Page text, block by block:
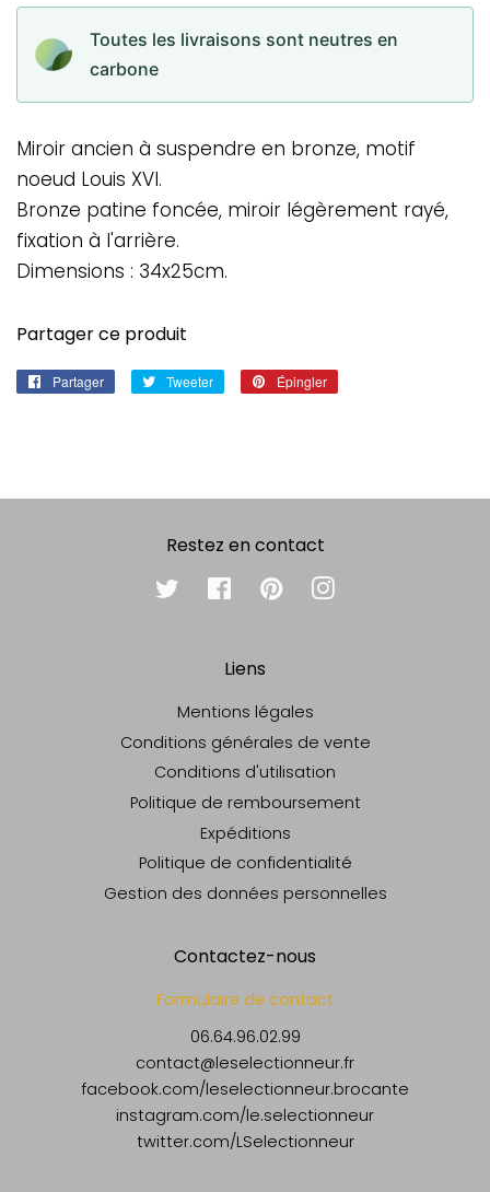
Toutes les livraisons sont neutres en
carbone
Miroir ancien à suspendre en bronze, motif
noeud Louis XVI.
Bronze patine foncée, miroir légèrement rayé,
fixation à l'arrière.
Dimensions : 34x25cm.
Partager ce produit
Partager
Partager Tweeter
Tweeter
Épingler
Restez en contact
Twitter FacebookPinterest
Liens
Mentions légales
Conditions générales de vente
Conditions d'utilisation
Politique de remboursement
Expéditions
Politique de confidentialité
Gestion des données personnelles
Contactez-nous
Formulaire de contact
06.64.96.02.99
contact@leselectionneur.fr
facebook.com/leselectionneur.brocante
instagram.com/le.selectionneur
twitter.com/LSelectionneur